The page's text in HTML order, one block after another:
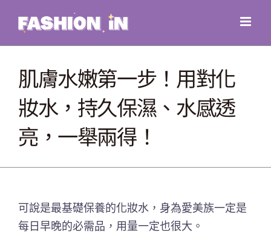
content
肌膚水嫩第一步！用對化
妝水，持久保濕、水感透
亮，一舉兩得！
可說是最基礎保養的化妝水，身為愛美族一定是
每日早晚的必需品，用量一定也很大。